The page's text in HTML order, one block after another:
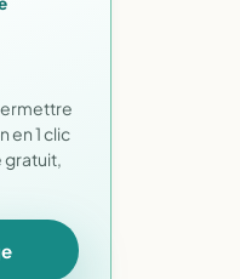
en 1 clic